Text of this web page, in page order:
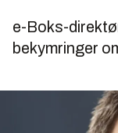
e-Boks-
bekymringer